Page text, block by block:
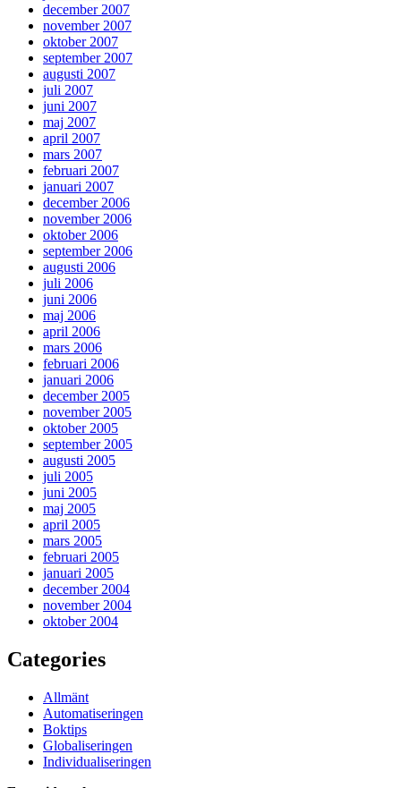
december 2007
november 2007
oktober 2007
september 2007
augusti 2007
juli 2007
juni 2007
maj 2007
april 2007
mars 2007
februari 2007
januari 2007
december 2006
november 2006
oktober 2006
september 2006
augusti 2006
juli 2006
juni 2006
maj 2006
april 2006
mars 2006
februari 2006
januari 2006
december 2005
november 2005
oktober 2005
september 2005
augusti 2005
juli 2005
juni 2005
maj 2005
april 2005
mars 2005
februari 2005
januari 2005
december 2004
november 2004
oktober 2004
Categories
Allmänt
Automatiseringen
Boktips
Globaliseringen
Individualiseringen